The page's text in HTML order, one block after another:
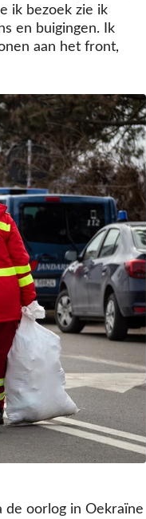
ik bezoek zie ik
en buigingen. Ik
aan het front,
de oorlog in Oekraïne